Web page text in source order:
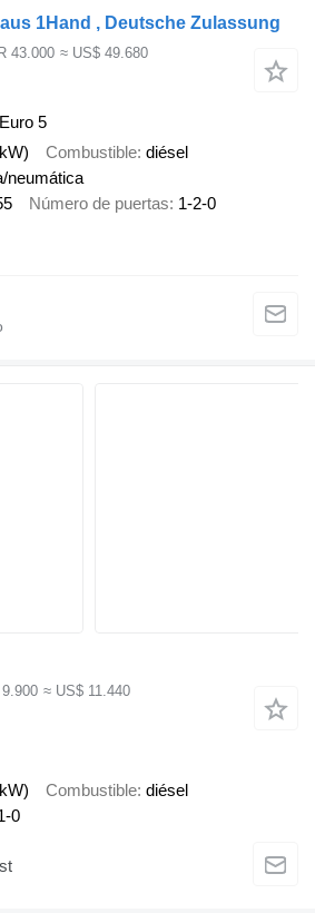
1Hand , Deutsche Zulassung
43.000 ≈ US$ 49.680
Euro 5
Combustible diésel
neumática
Número de puertas 1-2-0
9.900 ≈ US$ 11.440
Combustible diésel
0